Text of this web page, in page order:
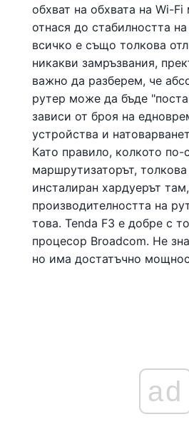
обхват на обхвата на Wi-
отнася до стабилността
всичко е също толкова
никакви замръзвания,
важно да разберем, че
рутер може да бъде
зависи от броя на
устройства и
Като правило, колкото по-
маршрутизаторът,
инсталиран хардуерът
производителността на
това. Tenda F3 е добре с
процесор Broadcom. Не
но има достатъчно
ad